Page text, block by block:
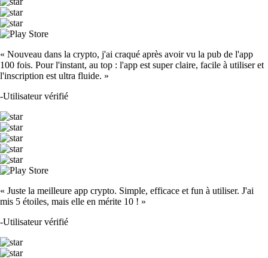
« Nouveau dans la crypto, j'ai craqué après avoir vu la pub de l'app
100 fois. Pour l'instant, au top : l'app est super claire, facile à utiliser et
l'inscription est ultra fluide. »
-Utilisateur vérifié
« Juste la meilleure app crypto. Simple, efficace et fun à utiliser. J'ai
mis 5 étoiles, mais elle en mérite 10 ! »
-Utilisateur vérifié